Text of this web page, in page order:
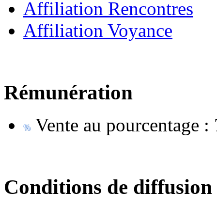
Affiliation Rencontres
Affiliation Voyance
Rémunération
Vente au pourcentage :
Conditions de diffusion